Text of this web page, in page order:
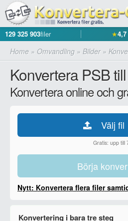
129 325 903filer ★4,7
Home » Omvandling » Bilder»
Konvertera PSB
Konvertera online och
Välj fil
Gratis: upp till
Börja
Nytt: Konvertera flera filer
Konvertering i bara tre steg